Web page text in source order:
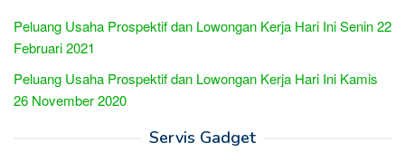
Peluang Usaha Prospektif dan Lowongan Kerja Hari Ini Senin 22
Februari 2021
Peluang Usaha Prospektif dan Lowongan Kerja Hari Ini Kamis
26 November 2020
Servis Gadget